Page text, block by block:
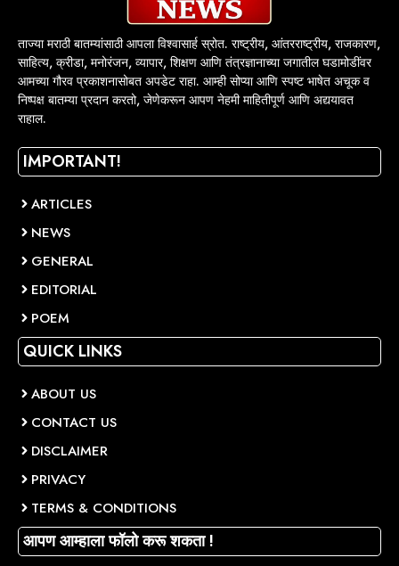
ताज्या मराठी बातम्यांसाठी आपला विश्वासार्ह स्रोत. राष्ट्रीय, आंतरराष्ट्रीय, राजकारण,
साहित्य, क्रीडा, मनोरंजन, व्यापार, शिक्षण आणि तंत्रज्ञानाच्या जगातील घडामोडींवर
आमच्या गौरव प्रकाशनासोबत अपडेट राहा. आम्ही सोप्या आणि स्पष्ट भाषेत अचूक व
निष्पक्ष बातम्या प्रदान करतो, जेणेकरून आपण नेहमी माहितीपूर्ण आणि अद्ययावत
राहाल.
IMPORTANT!
ARTICLES
NEWS
GENERAL
EDITORIAL
POEM
QUICK LINKS
ABOUT US
CONTACT US
DISCLAIMER
PRIVACY
TERMS & CONDITIONS
आपण आम्हाला फॉलो करू शकता !